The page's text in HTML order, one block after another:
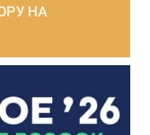
НА